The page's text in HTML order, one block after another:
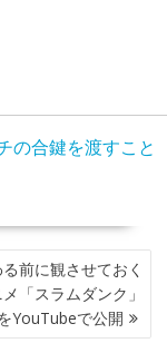
の合鍵を渡すこと
前に観させておく
「スラムダンク」
YouTubeで公開